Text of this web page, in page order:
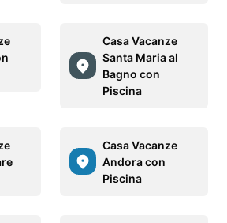
Casa Vacanze
Santa Maria al
Bagno con
Piscina
Casa Vacanze
Andora con
Piscina